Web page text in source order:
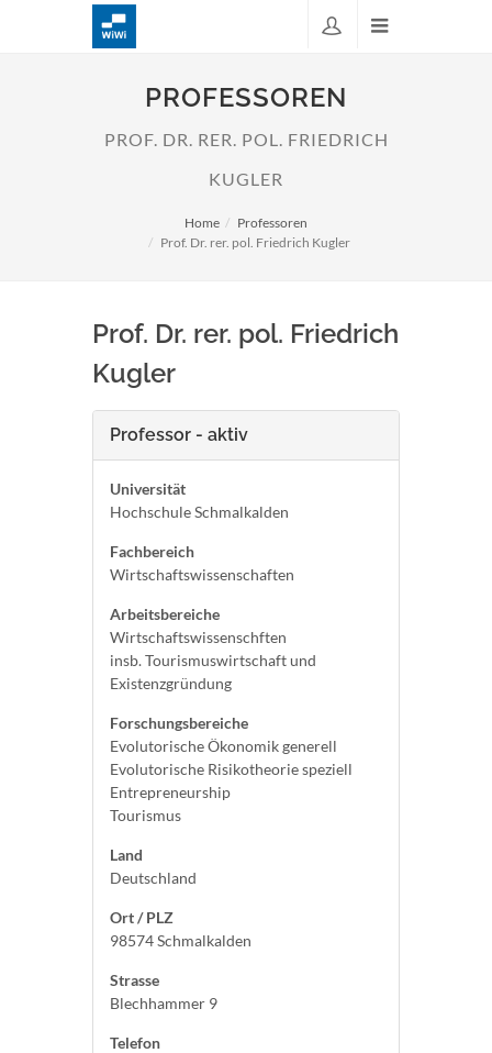
PROFESSOREN
PROF. DR. RER. POL. FRIEDRICH
KUGLER
Home
Professoren
Prof. Dr. rer. pol. Friedrich Kugler
Prof. Dr. rer. pol. Friedrich
Kugler
Professor - aktiv
Universität
Hochschule Schmalkalden
Fachbereich
Wirtschaftswissenschaften
Arbeitsbereiche
Wirtschaftswissenschften
insb. Tourismuswirtschaft und
Existenzgründung
Forschungsbereiche
Evolutorische Ökonomik generell
Evolutorische Risikotheorie speziell
Entrepreneurship
Tourismus
Land
Deutschland
Ort / PLZ
98574 Schmalkalden
Strasse
Blechhammer 9
Telefon